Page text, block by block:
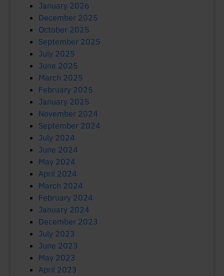
January 2026
December 2025
October 2025
September 2025
July 2025
June 2025
March 2025
February 2025
January 2025
November 2024
September 2024
July 2024
June 2024
May 2024
April 2024
March 2024
February 2024
January 2024
December 2023
July 2023
June 2023
May 2023
April 2023